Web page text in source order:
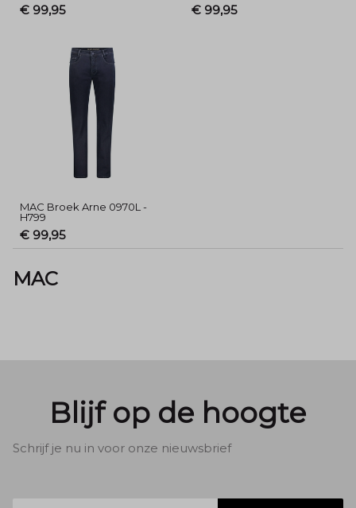
€ 99,95 € 99,95
MAC Broek Arne 0970L -
H799
€ 99,95
MAC
Blijf op de hoogte
Schrijf je nu in voor onze nieuwsbrief